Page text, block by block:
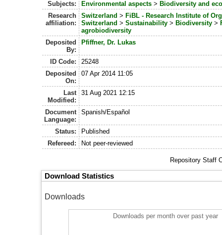
Subjects: Environmental aspects> Biodiversity and
Research
affiliation:
Switzerland > FiBL - Research Institute of
Switzerland > Sustainability> Biodiversity>
agrobiodiversity
Deposited
By:
Pfiffner, Dr. Lukas
ID Code:
25248
Deposited
On:
07 Apr 2014 11:05
Last
Modified:
31 Aug 2021 12:15
Document
Language:
Spanish/Español
Status:
Published
Refereed:
Not peer-reviewed
Repository Staff
Download Statistics
Downloads
Downloads per month over past year